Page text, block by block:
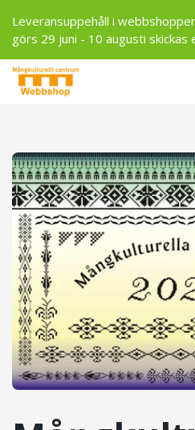
Leveransuppehåll i
görs 29 juni - 10 augusti skickas